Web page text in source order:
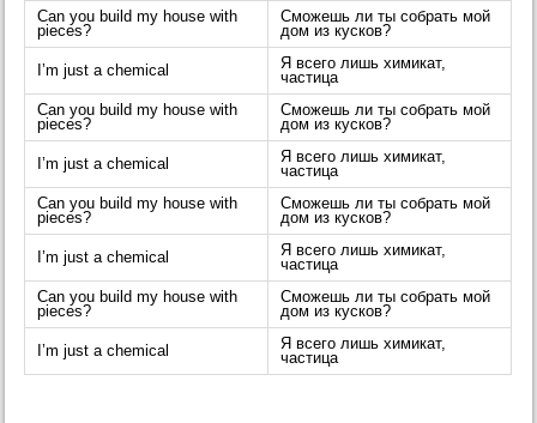
Can you build my house with
pieces?
Сможешь ли ты собрать мой
дом из кусков?
I’m just a chemical
Я всего лишь химикат,
частица
Can you build my house with
pieces?
Сможешь ли ты собрать мой
дом из кусков?
I’m just a chemical
Я всего лишь химикат,
частица
Can you build my house with
pieces?
Сможешь ли ты собрать мой
дом из кусков?
I’m just a chemical
Я всего лишь химикат,
частица
Can you build my house with
pieces?
Сможешь ли ты собрать мой
дом из кусков?
I’m just a chemical
Я всего лишь химикат,
частица